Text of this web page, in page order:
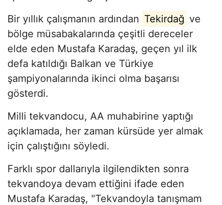
Bir yıllık çalışmanın ardından Tekirdağ ve
bölge müsabakalarında çeşitli dereceler
elde eden Mustafa Karadaş, geçen yıl ilk
defa katıldığı Balkan ve Türkiye
şampiyonalarında ikinci olma başarısı
gösterdi.
Milli tekvandocu, AA muhabirine yaptığı
açıklamada, her zaman kürsüde yer almak
için çalıştığını söyledi.
Farklı spor dallarıyla ilgilendikten sonra
tekvandoya devam ettiğini ifade eden
Mustafa Karadaş, "Tekvandoyla tanışmam